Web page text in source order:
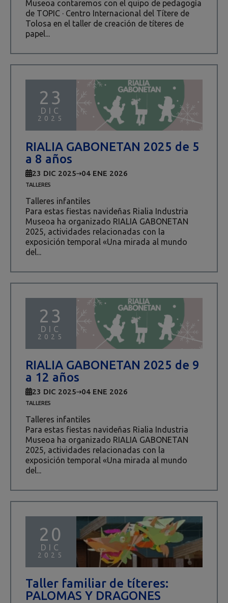
Museoa contaremos con el quipo de pedagogía
de TOPIC · Centro Internacional del Títere de
Tolosa en el taller de creación de títeres de
papel...
23
DIC
2025
RIALIA GABONETAN 2025 de 5
a 8 años
23 DIC 2025 04 ENE 2026
TALLERES
Talleres infantiles
Para estas fiestas navideñas Rialia Industria
Museoa ha organizado RIALIA GABONETAN
2025, actividades relacionadas con la
exposición temporal «Una mirada al mundo
del...
23
DIC
2025
RIALIA GABONETAN 2025 de 9
a 12 años
23 DIC 2025 04 ENE 2026
TALLERES
Talleres infantiles
Para estas fiestas navideñas Rialia Industria
Museoa ha organizado RIALIA GABONETAN
2025, actividades relacionadas con la
exposición temporal «Una mirada al mundo
del...
20
DIC
2025
Taller familiar de títeres:
PALOMAS Y DRAGONES